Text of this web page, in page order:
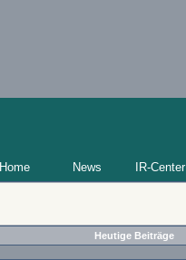
Home News IR-Center
Heutige Beiträge